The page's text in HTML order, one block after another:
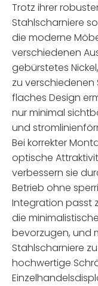
Trotz ihrer
Stahlscharniere
die moderne
verschiedenen
gebürstetes
zu verschiedenen
flaches Design
nur minimal
und
Bei korrekter
optische
verbessern sie
Betrieb ohne
Integration passt
die
bevorzugen, und
Stahlscharniere
hochwertige